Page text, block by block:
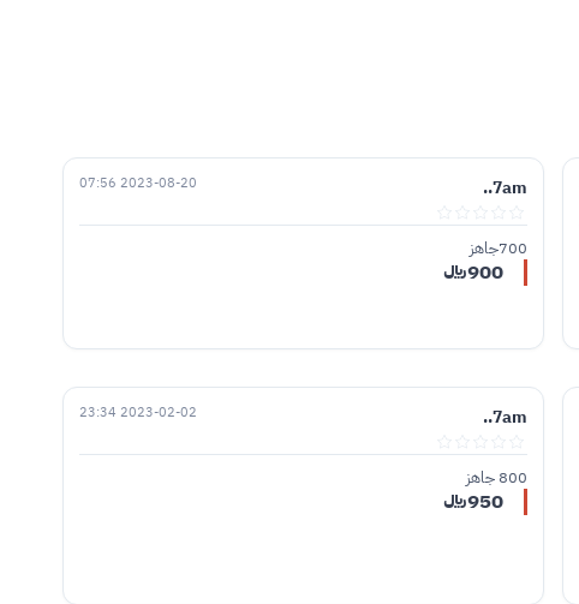
7am..
2023-08-20 07:56
700جاهز
900﷼
7am..
2023-02-02 23:34
800 جاهز
950﷼